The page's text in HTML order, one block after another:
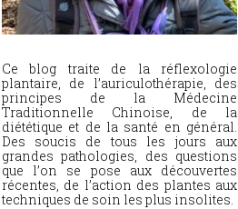
Ce blog traite de la réflexologie
plantaire, de l’auriculothérapie, des
principes de la Médecine
Traditionnelle Chinoise, de la
diététique et de la santé en général.
Des soucis de tous les jours aux
grandes pathologies, des questions
que l’on se pose aux découvertes
récentes, de l’action des plantes aux
techniques de soin les plus insolites.